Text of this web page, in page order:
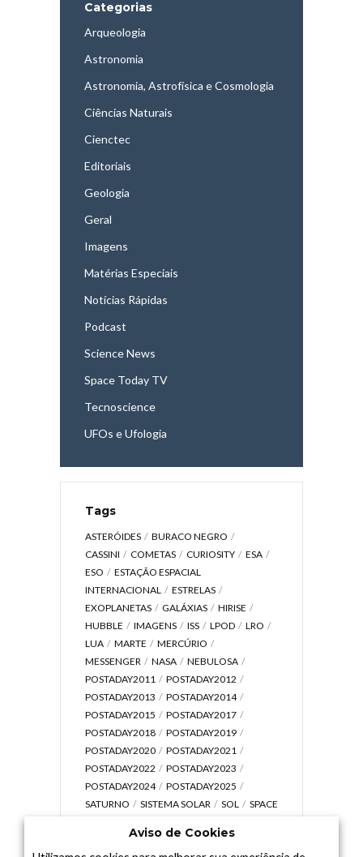
Categorias
Arqueologia
Astronomia
Astronomia, Astrofísica e Cosmologia
Ciências Naturais
Cienctec
Editoriais
Geologia
Geral
Imagens
Matérias Especiais
Notícias Rápidas
Podcast
Science News
Space Today TV
Tecnoscience
UFOs e Ufologia
Tags
ASTERÓIDES
BURACO NEGRO
CASSINI
COMETAS CURIOSITY
ESA
ESO
ESTAÇÃO ESPACIAL
INTERNACIONAL
ESTRELAS
EXOPLANETAS
GALÁXIAS
HIRISE
HUBBLE
IMAGENS ISS LPOD
LRO
LUA
MARTE
MERCÚRIO
MESSENGER
NASA
NEBULOSA
POSTADAY2011
POSTADAY2012
POSTADAY2013
POSTADAY2014
POSTADAY2015
POSTADAY2017
POSTADAY2018
POSTADAY2019
POSTADAY2020
POSTADAY2021
POSTADAY2022
POSTADAY2023
POSTADAY2024
POSTADAY2025
SATURNO
SISTEMA SOLAR SOL
SPACE
UNIVERSO
VÍDEO
Aviso de Cookies